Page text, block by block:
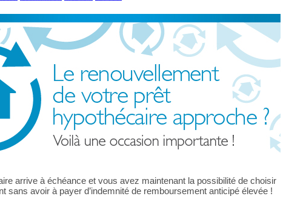
arrive à échéance et vous avez maintenant la possibilité de choisir
sans avoir à payer d’indemnité de remboursement anticipé élevée !